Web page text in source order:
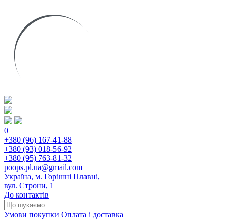
0
+380 (96) 167-41-88
+380 (93) 018-56-92
+380 (95) 763-81-32
poops.pl.ua@gmail.com
Україна, м. Горішні Плавні,
вул. Строни, 1
До контактів
Умови покупки Оплата і доставка